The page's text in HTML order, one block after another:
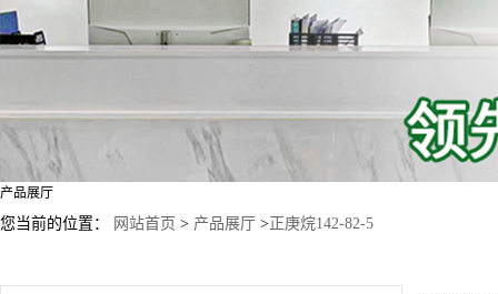
产品展厅
您当前的位置： 网站首页 > 产品展厅 >正庚烷142-82-5